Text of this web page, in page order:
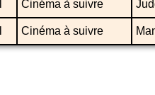
Cinéma à suivre
Cinéma à suivre